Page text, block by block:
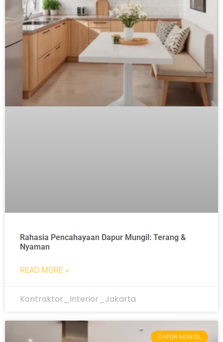
Rahasia Pencahayaan Dapur Mungil: Terang &
Nyaman
READ MORE »
Kontraktor_Interior_Jakarta
DAPUR MUNGIL